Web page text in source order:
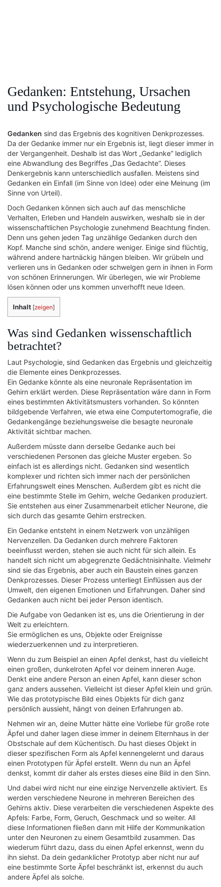
Gedanken: Entstehung, Ursachen
und Psychologische Bedeutung
Gedanken sind das Ergebnis des kognitiven Denkprozesses.
Da der Gedanke immer nur ein Ergebnis ist, liegt dieser immer in
der Vergangenheit. Deshalb ist das Wort „Gedanke“ lediglich
eine Abwandlung des Begriffes „Das Gedachte“. Dieses
Denkergebnis kann unterschiedlich ausfallen. Meistens sind
Gedanken ein Einfall (im Sinne von Idee) oder eine Meinung (im
Sinne von Urteil).
Doch Gedanken können sich auch auf das menschliche
Verhalten, Erleben und Handeln auswirken, weshalb sie in der
wissenschaftlichen Psychologie zunehmend Beachtung finden.
Denn uns gehen jeden Tag unzählige Gedanken durch den
Kopf. Manche sind schön, andere weniger. Einige sind flüchtig,
während andere hartnäckig hängen bleiben. Wir grübeln und
verlieren uns in Gedanken oder schwelgen gern in ihnen in Form
von schönen Erinnerungen. Wir überlegen, wie wir Probleme
lösen können oder uns kommen unverhofft neue Ideen.
Inhalt [zeigen]
Was sind Gedanken wissenschaftlich
betrachtet?
Laut Psychologie, sind Gedanken das Ergebnis und gleichzeitig
die Elemente eines Denkprozesses.
Ein Gedanke könnte als eine neuronale Repräsentation im
Gehirn erklärt werden. Diese Repräsentation wäre dann in Form
eines bestimmten Aktivitätsmusters vorhanden. So könnten
bildgebende Verfahren, wie etwa eine Computertomografie, die
Gedankengänge beziehungsweise die besagte neuronale
Aktivität sichtbar machen.
Außerdem müsste dann derselbe Gedanke auch bei
verschiedenen Personen das gleiche Muster ergeben. So
einfach ist es allerdings nicht. Gedanken sind wesentlich
komplexer und richten sich immer nach der persönlichen
Erfahrungswelt eines Menschen. Außerdem gibt es nicht die
eine bestimmte Stelle im Gehirn, welche Gedanken produziert.
Sie entstehen aus einer Zusammenarbeit etlicher Neurone, die
sich durch das gesamte Gehirn erstrecken.
Ein Gedanke entsteht in einem Netzwerk von unzähligen
Nervenzellen. Da Gedanken durch mehrere Faktoren
beeinflusst werden, stehen sie auch nicht für sich allein. Es
handelt sich nicht um abgegrenzte Gedächtnisinhalte. Vielmehr
sind sie das Ergebnis, aber auch ein Baustein eines ganzen
Denkprozesses. Dieser Prozess unterliegt Einflüssen aus der
Umwelt, den eigenen Emotionen und Erfahrungen. Daher sind
Gedanken auch nicht bei jeder Person identisch.
Die Aufgabe von Gedanken ist es, uns die Orientierung in der
Welt zu erleichtern.
Sie ermöglichen es uns, Objekte oder Ereignisse
wiederzuerkennen und zu interpretieren.
Wenn du zum Beispiel an einen Apfel denkst, hast du vielleicht
einen großen, dunkelroten Apfel vor deinem inneren Auge.
Denkt eine andere Person an einen Apfel, kann dieser schon
ganz anders aussehen. Vielleicht ist dieser Apfel klein und grün.
Wie das prototypische Bild eines Objekts für dich ganz
persönlich aussieht, hängt von deinen Erfahrungen ab.
Nehmen wir an, deine Mutter hätte eine Vorliebe für große rote
Äpfel und daher lagen diese immer in deinem Elternhaus in der
Obstschale auf dem Küchentisch. Du hast dieses Objekt in
dieser spezifischen Form als Apfel kennengelernt und daraus
einen Prototypen für Äpfel erstellt. Wenn du nun an Äpfel
denkst, kommt dir daher als erstes dieses eine Bild in den Sinn.
Und dabei wird nicht nur eine einzige Nervenzelle aktiviert. Es
werden verschiedene Neurone in mehreren Bereichen des
Gehirns aktiv. Diese verarbeiten die verschiedenen Aspekte des
Apfels: Farbe, Form, Geruch, Geschmack und so weiter. All
diese Informationen fließen dann mit Hilfe der Kommunikation
unter den Neuronen zu einem Gesamtbild zusammen. Das
wiederum führt dazu, dass du einen Apfel erkennst, wenn du
ihn siehst. Da dein gedanklicher Prototyp aber nicht nur auf
eine bestimmte Sorte Äpfel beschränkt ist, erkennst du auch
andere Äpfel als solche.